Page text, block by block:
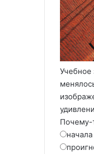
Учебное
Почему-